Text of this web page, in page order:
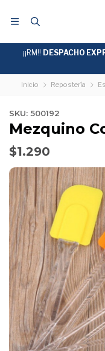
¡¡RM!! DESPACHO
Inicio Repostería
SKU: 500192
Mezquino
$1.290